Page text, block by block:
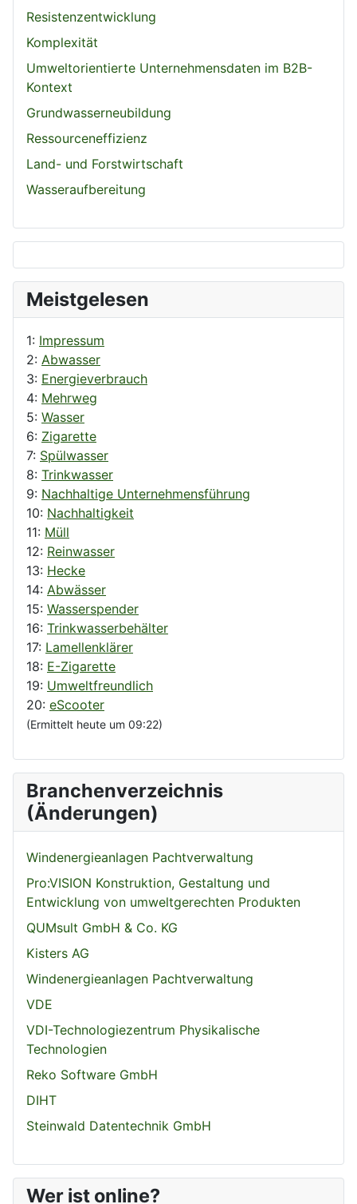
Resistenzentwicklung
Komplexität
Umweltorientierte Unternehmensdaten im B2B-
Kontext
Grundwasserneubildung
Ressourceneffizienz
Land- und Forstwirtschaft
Wasseraufbereitung
Meistgelesen
1: Impressum
2: Abwasser
3: Energieverbrauch
4: Mehrweg
5: Wasser
6: Zigarette
7: Spülwasser
8: Trinkwasser
9: Nachhaltige Unternehmensführung
10: Nachhaltigkeit
11: Müll
12: Reinwasser
13: Hecke
14: Abwässer
15: Wasserspender
16: Trinkwasserbehälter
17: Lamellenklärer
18: E-Zigarette
19: Umweltfreundlich
20: eScooter
(Ermittelt heute um 09:22)
Branchenverzeichnis
(Änderungen)
Windenergieanlagen Pachtverwaltung
Pro:VISION Konstruktion, Gestaltung und
Entwicklung von umweltgerechten Produkten
QUMsult GmbH & Co. KG
Kisters AG
Windenergieanlagen Pachtverwaltung
VDE
VDI-Technologiezentrum Physikalische
Technologien
Reko Software GmbH
DIHT
Steinwald Datentechnik GmbH
Wer ist online?